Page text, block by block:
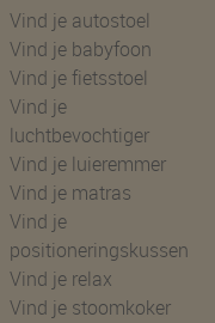
Vind je autostoel
Vind je babyfoon
Vind je fietsstoel
Vind je
luchtbevochtiger
Vind je luieremmer
Vind je matras
Vind je
positioneringskussen
Vind je relax
Vind je stoomkoker